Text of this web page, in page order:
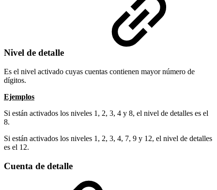
Nivel de detalle
Es el nivel activado cuyas cuentas contienen mayor número de
dígitos.
Ejemplos
Si están activados los niveles 1, 2, 3, 4 y 8, el nivel de detalles es el
8.
Si están activados los niveles 1, 2, 3, 4, 7, 9 y 12, el nivel de detalles
es el 12.
Cuenta de detalle